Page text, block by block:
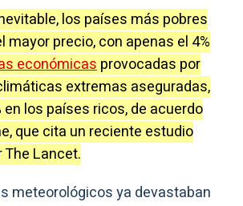
los países más pobres
mayor precio, con apenas el 4%
económicasprovocadas por
extremas aseguradas,
en los países ricos, de acuerdo
que cita un reciente estudio
The Lancet.
meteorológicos ya devastaban